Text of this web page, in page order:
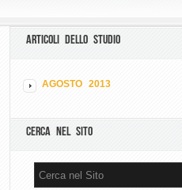
ARTICOLI DELLO STUDIO
AGOSTO 2013
CERCA NEL SITO